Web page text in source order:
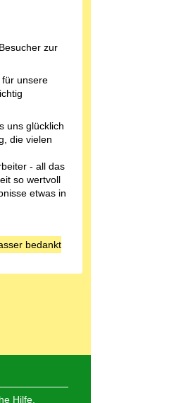
zur
unsere
uns glücklich
die vielen
- all das
so wertvoll
etwas in
bedankt
Hilfe,